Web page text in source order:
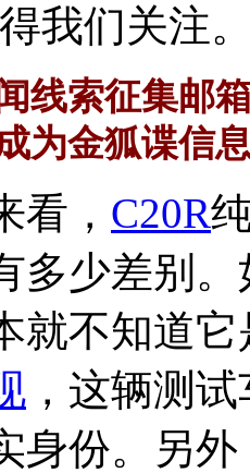
我们关注
线索征集邮
为金狐谍信
， C20R
多少差别
就不知道
，这辆测
身份。另